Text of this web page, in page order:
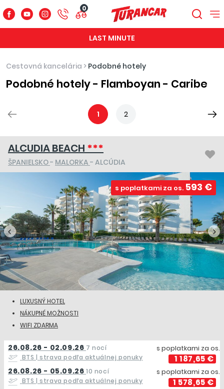
0
LAST MINUTE
Cestovná kancelária > Podobné hotely
Podobné hotely - Flamboyan - Caribe
1 2
ALCUDIA BEACH ***
ŠPANIELSKO- MALORKA - ALCÚDIA
s poplatkami za os. 593 €
LUXUSNÝ HOTEL
NÁKUPNÉ MOŽNOSTI
WIFI ZDARMA
26.08.26 - 02.09.26 7 nocí
BTS| strava podľa aktuálnej ponuky
s poplatkami za os.
1 187,65 €
26.08.26 - 05.09.26 10 nocí
BTS| strava podľa aktuálnej ponuky
s poplatkami za os.
1 578,65 €